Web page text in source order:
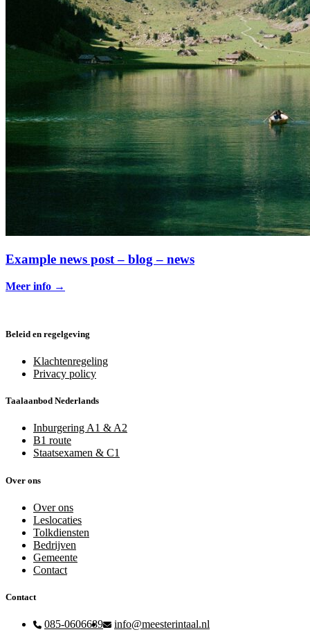
Example news post – blog – news
Meer info →
Beleid en regelgeving
Klachtenregeling
Privacy policy
Taalaanbod Nederlands
Inburgering A1 & A2
B1 route
Staatsexamen & C1
Over ons
Over ons
Leslocaties
Tolkdiensten
Bedrijven
Gemeente
Contact
Contact
085-0606689
info@meesterintaal.nl